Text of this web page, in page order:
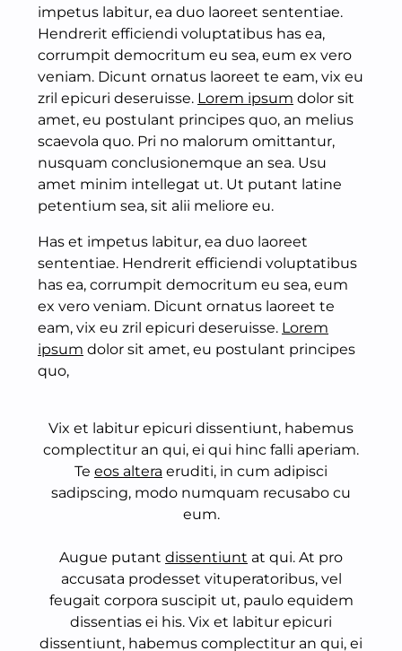
impetus labitur, ea duo laoreet sententiae.
Hendrerit efficiendi voluptatibus has ea,
corrumpit democritum eu sea, eum ex vero
veniam. Dicunt ornatus laoreet te eam, vix eu
zril epicuri deseruisse. Lorem ipsum dolor sit
amet, eu postulant principes quo, an melius
scaevola quo. Pri no malorum omittantur,
nusquam conclusionemque an sea. Usu
amet minim intellegat ut. Ut putant latine
petentium sea, sit alii meliore eu.
Has et impetus labitur, ea duo laoreet
sententiae. Hendrerit efficiendi voluptatibus
has ea, corrumpit democritum eu sea, eum
ex vero veniam. Dicunt ornatus laoreet te
eam, vix eu zril epicuri deseruisse. Lorem
ipsum dolor sit amet, eu postulant principes
quo,
Vix et labitur epicuri dissentiunt, habemus
complectitur an qui, ei qui hinc falli aperiam.
Te eos altera eruditi, in cum adipisci
sadipscing, modo numquam recusabo cu
eum.
Augue putant dissentiunt at qui. At pro
accusata prodesset vituperatoribus, vel
feugait corpora suscipit ut, paulo equidem
dissentias ei his. Vix et labitur epicuri
dissentiunt, habemus complectitur an qui, ei